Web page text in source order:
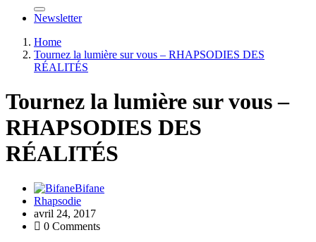
Newsletter
Home
Tournez la lumière sur vous – RHAPSODIES DES
RÉALITÉS
Tournez la lumière sur vous –
RHAPSODIES DES
RÉALITÉS
Bifane
Rhapsodie
avril 24, 2017
0 Comments